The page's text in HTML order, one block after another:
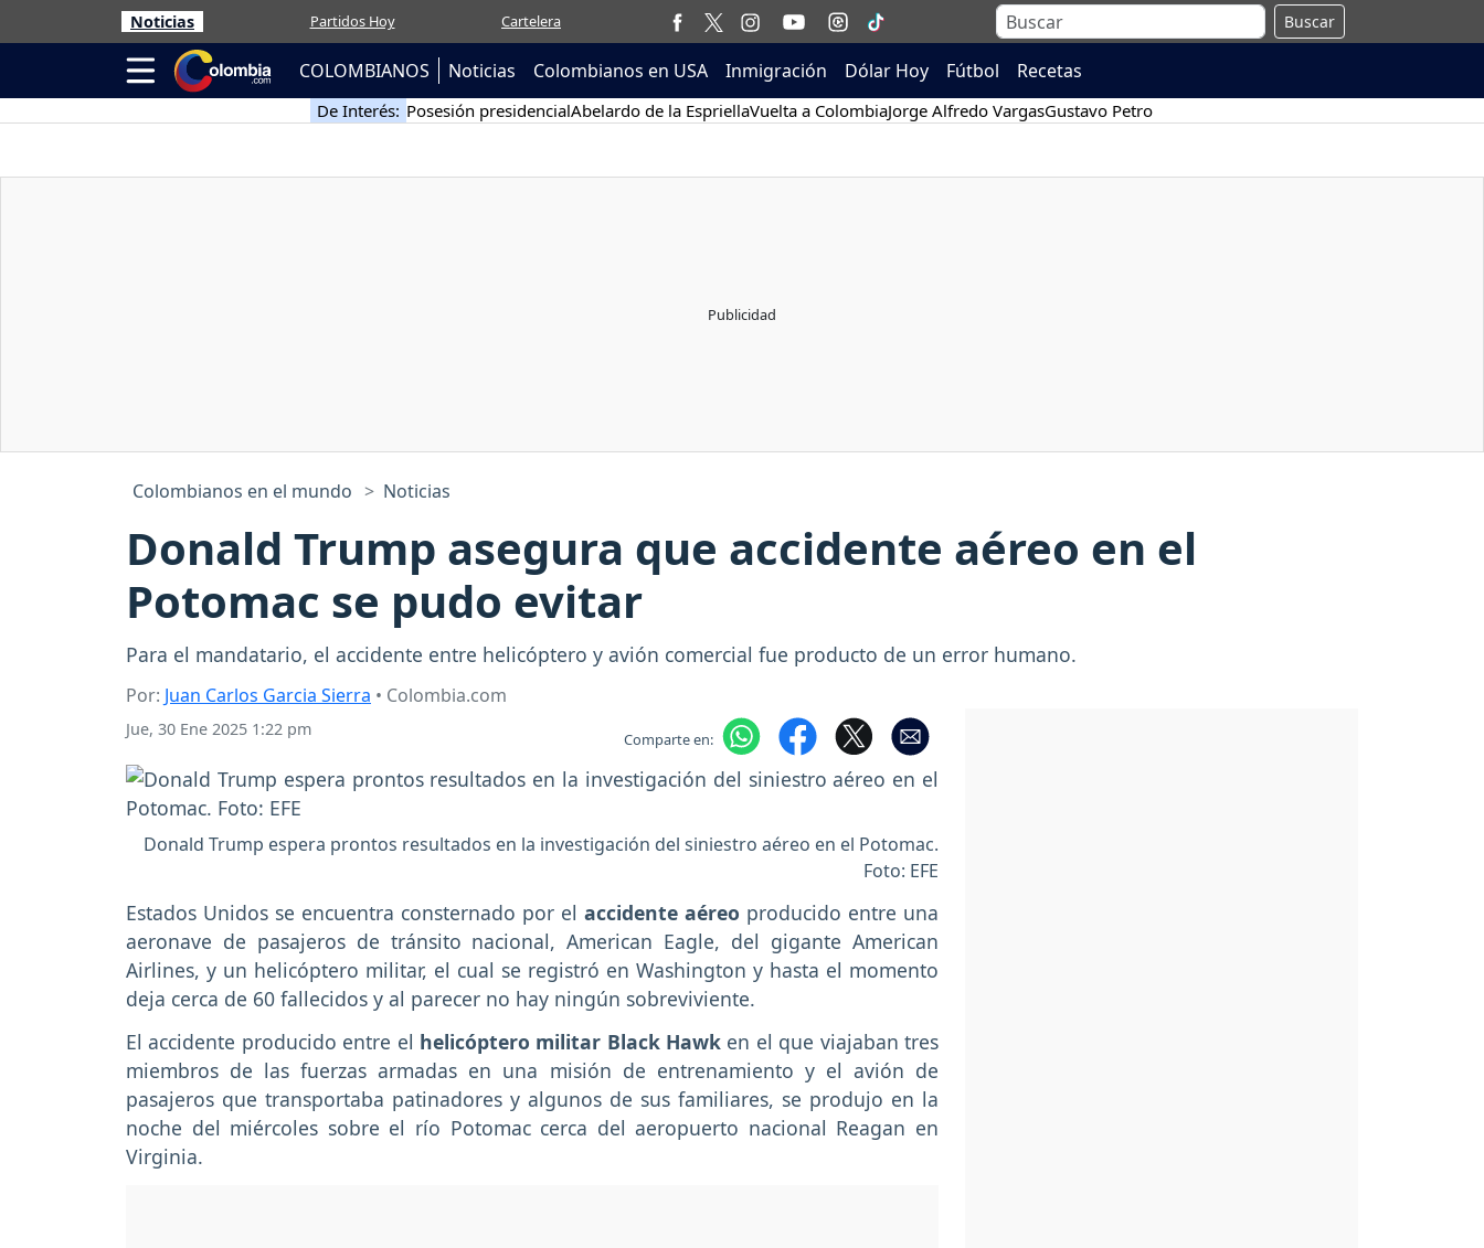
Noticias Partidos Hoy Cartelera Buscar
COLOMBIANOS Noticias Colombianos en USA Inmigración Dólar Hoy Fútbol Recetas
De Interés: Posesión presidencialAbelardo de la EspriellaVuelta a ColombiaJorge Alfredo VargasGustavo Petro
Colombianos en el mundo Noticias
Donald Trump asegura que accidente aéreo en el
Potomac se pudo evitar
Para el mandatario, el accidente entre helicóptero y avión comercial fue producto de un error humano.
Por: Juan Carlos Garcia Sierra • Colombia.com
Jue, 30 Ene 2025 1:22 pm Comparte en:
Donald Trump espera prontos resultados en la investigación del siniestro aéreo en el Potomac.
Foto: EFE
Estados Unidos se encuentra consternado por el accidente aéreo producido entre una
aeronave de pasajeros de tránsito nacional, American Eagle, del gigante American
Airlines, y un helicóptero militar, el cual se registró en Washington y hasta el momento
deja cerca de 60 fallecidos y al parecer no hay ningún sobreviviente.
El accidente producido entre el helicóptero militar Black Hawk en el que viajaban tres
miembros de las fuerzas armadas en una misión de entrenamiento y el avión de
pasajeros que transportaba patinadores y algunos de sus familiares, se produjo en la
noche del miércoles sobre el río Potomac cerca del aeropuerto nacional Reagan en
Virginia.